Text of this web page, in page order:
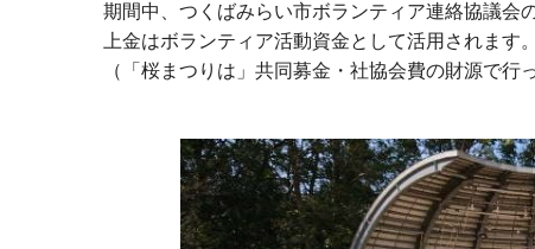
期間中、つくばみらい市ボランティア連絡協議会
上金はボランティア活動資金として活用されます
（「桜まつりは」共同募金・社協会費の財源で行